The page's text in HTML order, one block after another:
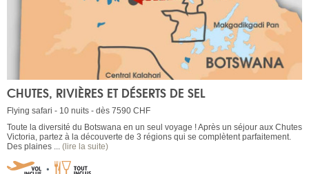
CHUTES, RIVIÈRES ET DÉSERTS DE SEL
Flying safari - 10 nuits - dès 7590 CHF
Toute la diversité du Botswana en un seul voyage ! Après un séjour aux Chutes
Victoria, partez à la découverte de 3 régions qui se complètent parfaitement.
Des plaines ... (lire la suite)